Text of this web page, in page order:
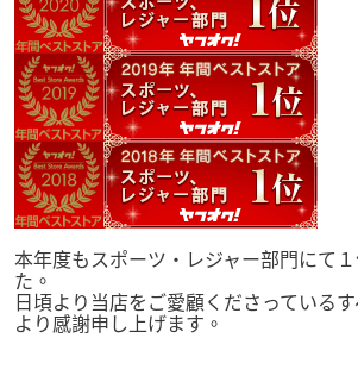
本年度もスポーツ・レジャー部門にて
た。
日頃より当店をご愛顧くださっている
より感謝申し上げます。